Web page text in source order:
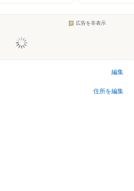
広告を非表示
編集
住所を編集